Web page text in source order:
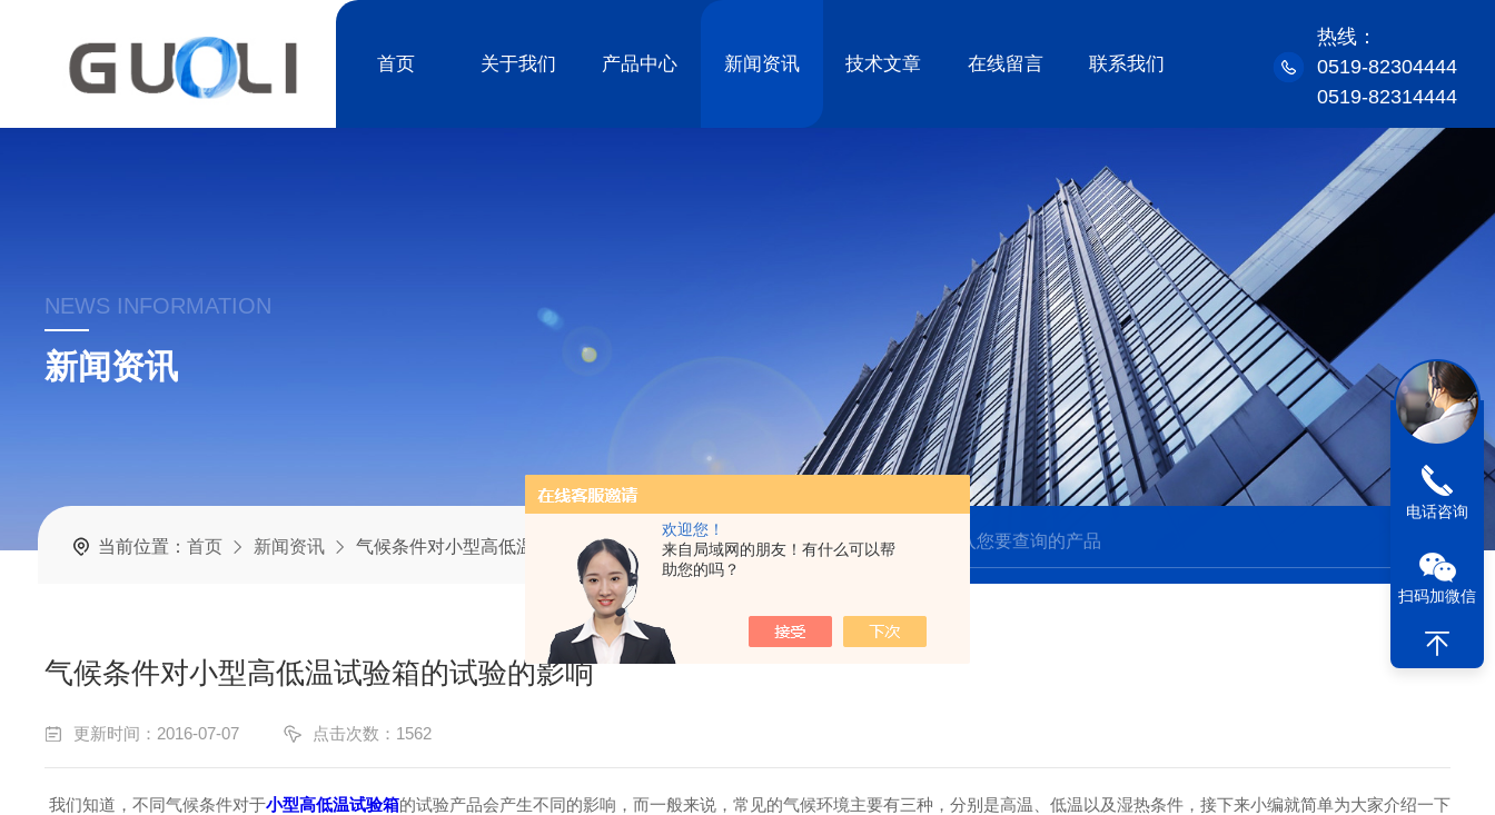
欢迎您！
来自局域网的朋友！有什么可以帮
助您的吗？
首页 关于我们 产品中心 新闻资讯 技术文章 在线留言 联系我们
热线：
0519-82304444
0519-82314444
NEWS INFORMATION
新闻资讯
当前位置： 首页 新闻资讯 气候条件对小型高低温试验箱的试验的影响
气候条件对小型高低温试验箱的试验的影响
更新时间：2016-07-07 点击次数：1562
我们知道，不同气候条件对于小型高低温试验箱的试验产品会产生不同的影响，而一般来说，常见的气候环境主要有三种，分别是高温、低温以及湿热条件，接下来小编就简单为大家介绍一下
电话咨询
扫码加微信